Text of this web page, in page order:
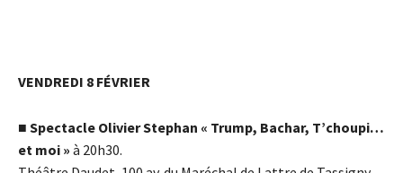
VENDREDI 8 FÉVRIER
■ Spectacle Olivier Stephan « Trump, Bachar, T’choupi…
et moi » à 20h30.